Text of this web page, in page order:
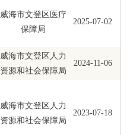
威海市文登区医疗
保障局
2025-07-02
威海市文登区人力
资源和社会保障局
2024-11-06
威海市文登区人力
资源和社会保障局
2023-07-18